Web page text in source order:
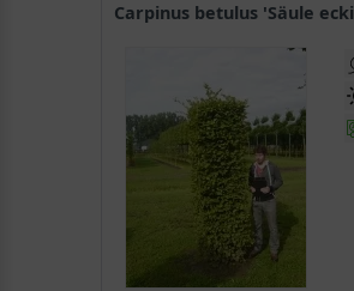
Carpinus betulus 'Säule